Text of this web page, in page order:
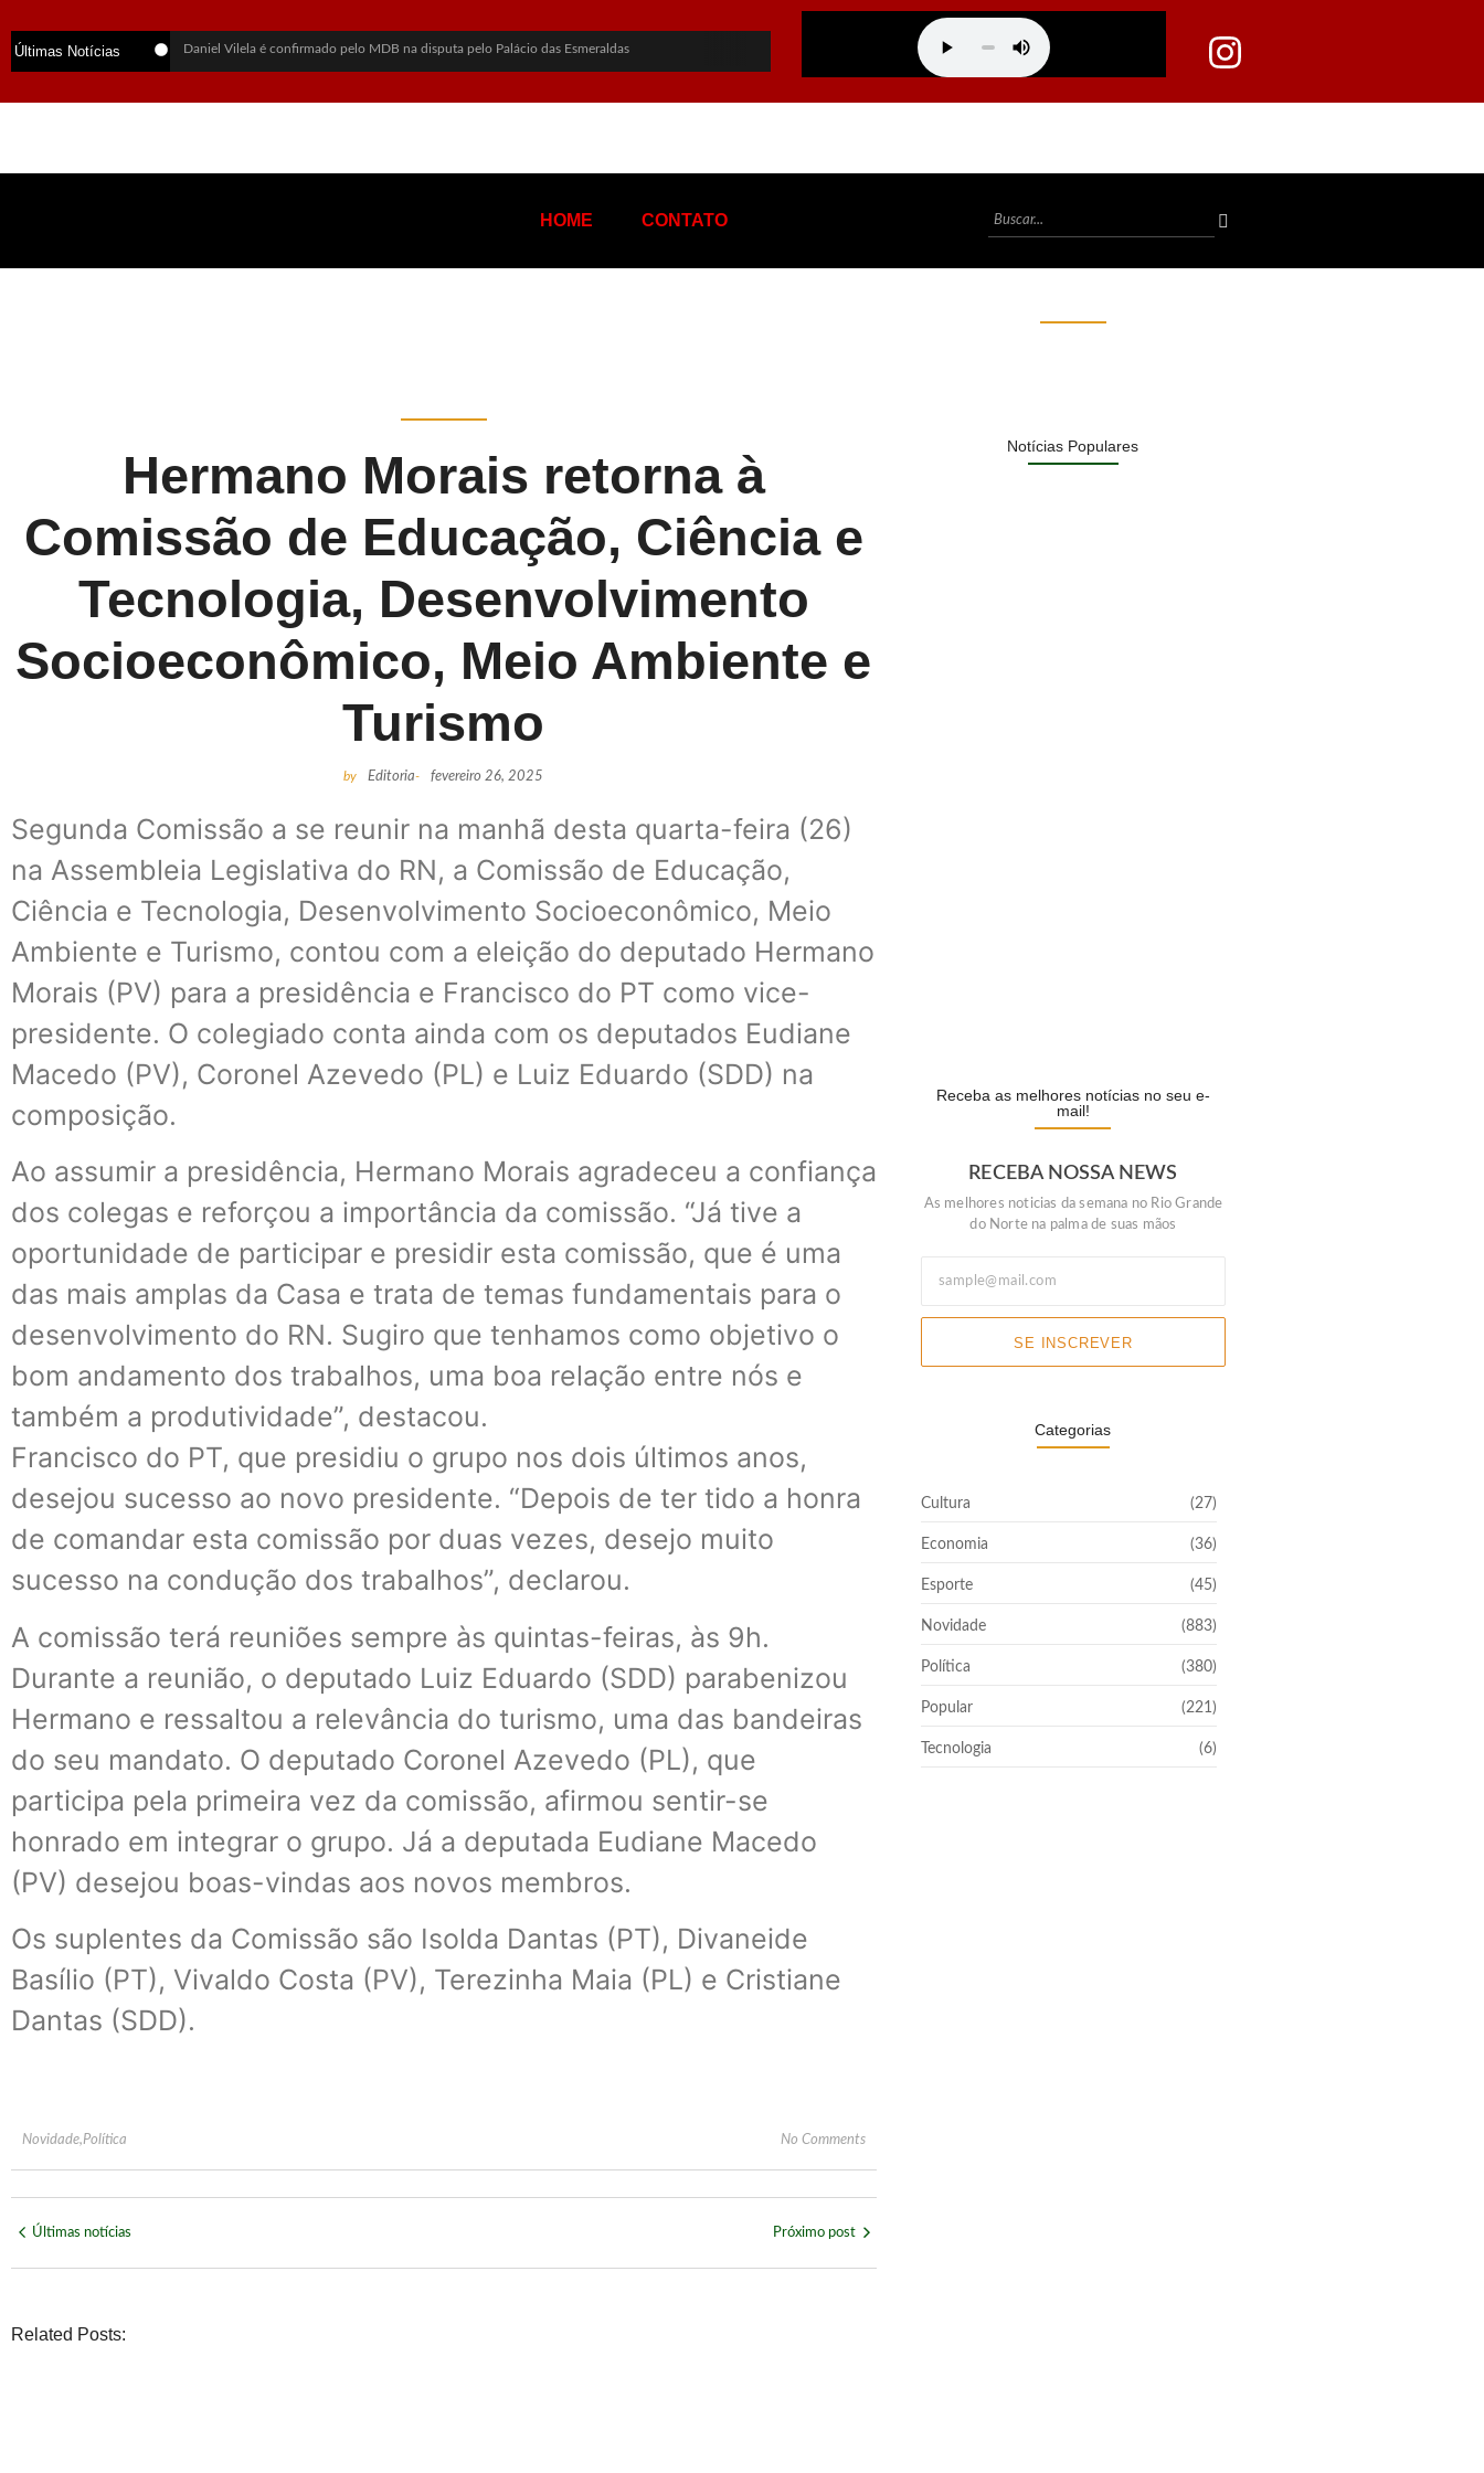
Últimas Notícias Daniel Vilela é confirmado pelo MDB na disputa pelo Palácio das Esmeraldas
Alego aprova lei que cria política para exploração sustentável de terras raras em Goiás
HOME CONTATO
Hermano Morais retorna à
Comissão de Educação, Ciência e
Tecnologia, Desenvolvimento
Socioeconômico, Meio Ambiente e
Turismo
by Editoria- fevereiro 26, 2025
Segunda Comissão a se reunir na manhã desta quarta-feira (26)
na Assembleia Legislativa do RN, a Comissão de Educação,
Ciência e Tecnologia, Desenvolvimento Socioeconômico, Meio
Ambiente e Turismo, contou com a eleição do deputado Hermano
Morais (PV) para a presidência e Francisco do PT como vice-
presidente. O colegiado conta ainda com os deputados Eudiane
Macedo (PV), Coronel Azevedo (PL) e Luiz Eduardo (SDD) na
composição.
Ao assumir a presidência, Hermano Morais agradeceu a confiança
dos colegas e reforçou a importância da comissão. “Já tive a
oportunidade de participar e presidir esta comissão, que é uma
das mais amplas da Casa e trata de temas fundamentais para o
desenvolvimento do RN. Sugiro que tenhamos como objetivo o
bom andamento dos trabalhos, uma boa relação entre nós e
também a produtividade”, destacou.
Francisco do PT, que presidiu o grupo nos dois últimos anos,
desejou sucesso ao novo presidente. “Depois de ter tido a honra
de comandar esta comissão por duas vezes, desejo muito
sucesso na condução dos trabalhos”, declarou.
A comissão terá reuniões sempre às quintas-feiras, às 9h.
Durante a reunião, o deputado Luiz Eduardo (SDD) parabenizou
Hermano e ressaltou a relevância do turismo, uma das bandeiras
do seu mandato. O deputado Coronel Azevedo (PL), que
participa pela primeira vez da comissão, afirmou sentir-se
honrado em integrar o grupo. Já a deputada Eudiane Macedo
(PV) desejou boas-vindas aos novos membros.
Os suplentes da Comissão são Isolda Dantas (PT), Divaneide
Basílio (PT), Vivaldo Costa (PV), Terezinha Maia (PL) e Cristiane
Dantas (SDD).
Novidade,Política No Comments
Últimas notícias Próximo post
Related Posts:
Notícias Populares
Receba as melhores notícias no seu e-
mail!
RECEBA NOSSA NEWS
As melhores noticias da semana no Rio Grande
do Norte na palma de suas mãos
SE INSCREVER
Categorias
Cultura (27)
Economia (36)
Esporte (45)
Novidade (883)
Política (380)
Popular (221)
Tecnologia (6)